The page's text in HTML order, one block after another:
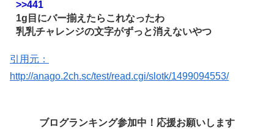
>>441
1g目にバー揃えたらこれなったわ
乳乳チャレンジの文字がずっと消えないやつ
引用元：
http://anago.2ch.sc/test/read.cgi/slotk/1499094553/
ブログランキング参加中！応援お願いします